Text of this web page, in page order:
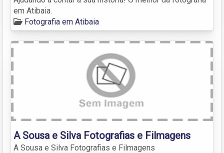
em Atibaia.
Fotografia em Atibaia
A Sousa e Silva Fotografias e Filmagens
A Sousa e Silva Fotografias e Filmagens